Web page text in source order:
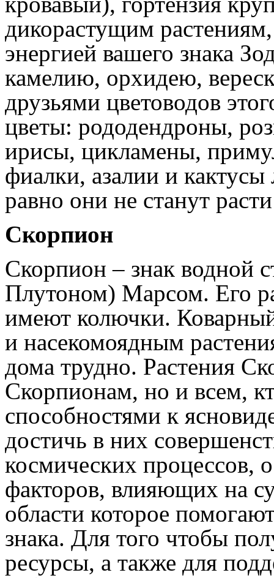
дикорастущим
энергией вашего знака
камелию, орхидею,
друзьями цветоводов
цветы: рододендроны,
ирисы, цикламены,
фиалки, азалии и
равно они не станут
Скорпион
Скорпион – знак водной
Плутоном) Марсом. Его
имеют колючки.
и насекомоядным
дома трудно. Растения
Скорпионам, но и всем,
способностями к
достичь в них
космических процессов,
факторов, влияющих на
области которое
знака. Для того чтобы
ресурсы, а также для